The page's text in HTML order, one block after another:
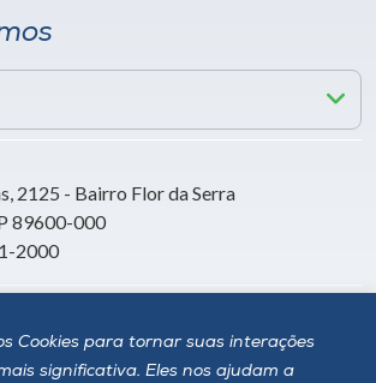
Cookies para tornar suas interações
significativa. Eles nos ajudam a
2125 - Bairro Flor da Serra
89600-000
2000